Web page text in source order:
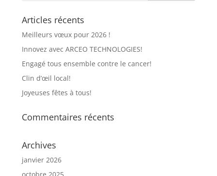
Articles récents
Meilleurs vœux pour 2026 !
Innovez avec ARCEO TECHNOLOGIES!
Engagé tous ensemble contre le cancer!
Clin d’œil local!
Joyeuses fêtes à tous!
Commentaires récents
Archives
janvier 2026